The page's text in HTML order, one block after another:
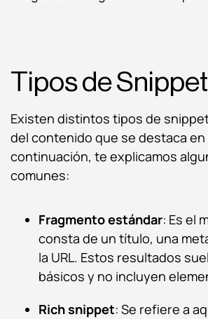
Tipos de
Existen distintos tipos de
del contenido que se destaca en
continuación, te explicamos
comunes:
Fragmento estándar: Es el
consta de un título, una
la URL. Estos resultados
básicos y no incluyen
Rich snippet: Se refiere a